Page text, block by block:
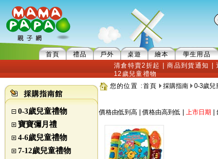
首頁 禮品 戶外 桌遊 繪本
學生用品
清倉特賣2折起
|商品到貨通知 |
12歲兒童禮物
採購指南館
0-3歲兒童禮物
寶寶彌月禮
4-6歲兒童禮物
7-12歲兒童禮物
您的位置 :首頁 採購指南 0-3歲兒
價格由低到高 |價格由高到低 上市日期